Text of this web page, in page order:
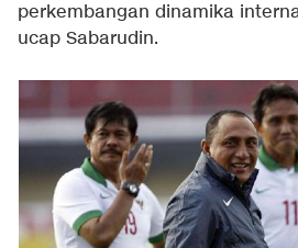
perkembangan dinamika
ucap Sabarudin.